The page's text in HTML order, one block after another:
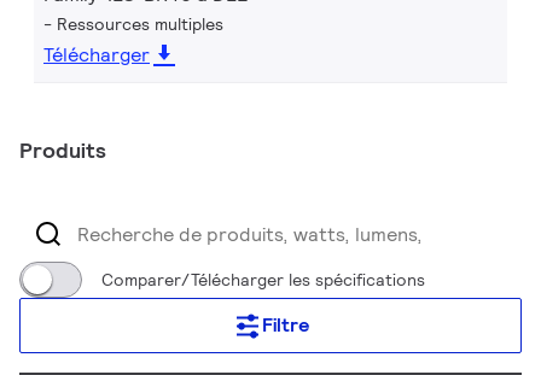
Ressources multiples
Télécharger
Produits
Comparer/Télécharger les spécifications
Filtre